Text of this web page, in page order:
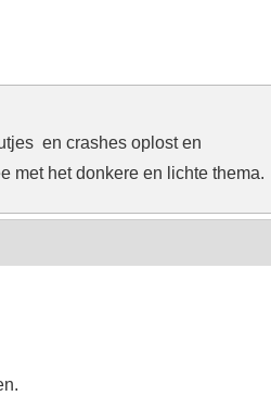
en crashes oplost en
met het donkere en lichte thema.